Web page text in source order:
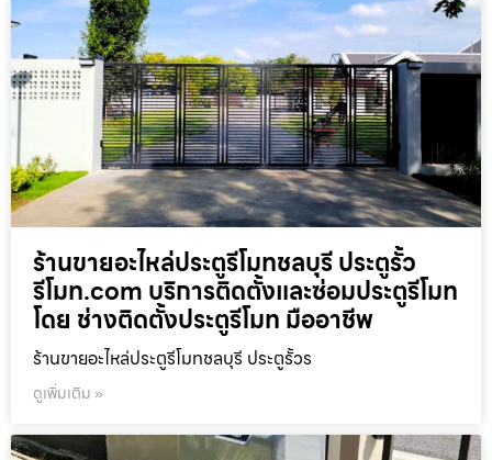
ร้านขายอะไหล่ประตูรีโมทชลบุรี ประตูรั้ว
รีโมท.com บริการติดตั้งและซ่อมประตูรีโมท
โดย ช่างติดตั้งประตูรีโมท มืออาชีพ
ร้านขายอะไหล่ประตูรีโมทชลบุรี ประตูรั้วร
ดูเพิ่มเติม »